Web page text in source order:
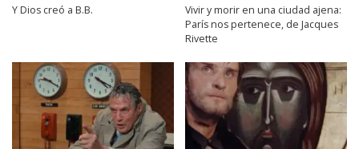
Y Dios creó a B.B.
Vivir y morir en una ciudad ajena:
París nos pertenece, de Jacques
Rivette